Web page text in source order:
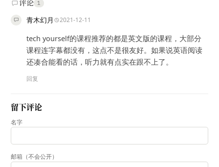
评论 1
青木幻月 2021-12-11
tech yourself的课程推荐的都是英文版的课程，大部分
课程连字幕都没有，这点不是很友好。如果说英语阅读
还凑合能看的话，听力就有点实在跟不上了。
回复
留下评论
名字
邮箱（不会公开）